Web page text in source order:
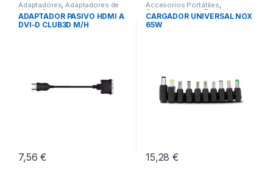
Adaptadores,Adaptadores de
Video,Conectividad
ADAPTADOR PASIVO HDMI A
DVI-D CLUB3D M/H
7,56€
Accesorios Portátiles,
Cargadores para Portátiles,
Conectividad
CARGADOR UNIVERSAL NOX
65W
15,28€